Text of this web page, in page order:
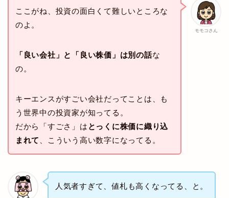
モモコさん
ここがね、投資の面白くて難しいところな
のよ。
「良い会社」と「良い株価」は別の話な
の。
キーエンスがすごい会社だってことは、も
う世界中の投資家が知ってる。
だから「すごさ」は とっくに株価に織り込
まれて
、こういう高い数字になってる。
人気者すぎて、値札も高くなってる、と。